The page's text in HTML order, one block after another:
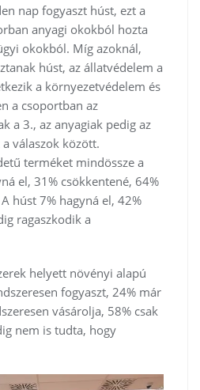
nap fogyaszt húst, ezt a
anyagi okokból hozta
okokból. Míg azoknál,
húst, az állatvédelem a
a környezetvédelem és
a csoportban az
a 3., az anyagiak pedig az
válaszok között.
terméket mindössze a
el, 31% csökkentené, 64%
húst 7% hagyná el, 42%
ragaszkodik a
helyett növényi alapú
fogyaszt, 24% már
vásárolja, 58% csak
nem is tudta, hogy